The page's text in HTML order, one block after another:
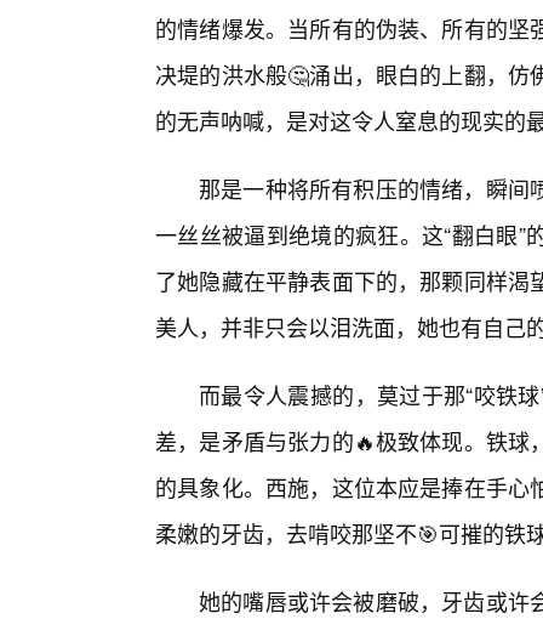
的情绪爆发。当所有的伪装、所有的
决堤的洪水般🤔涌出，眼白的上翻，
的无声呐喊，是对这令人窒息的现实的
那是一种将所有积压的情绪，瞬
一丝丝被逼到绝境的疯狂。这“翻白眼
了她隐藏在平静表面下的，那颗同样
美人，并非只会以泪洗面，她也有自己
而最令人震撼的，莫过于那“咬铁
差，是矛盾与张力的🔥极致体现。铁
的具象化。西施，这位本应是捧在手
柔嫩的牙齿，去啃咬那坚不🎯可摧的铁
她的嘴唇或许会被磨破，牙齿或许